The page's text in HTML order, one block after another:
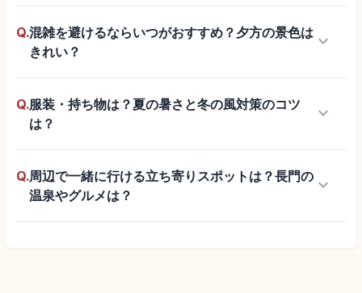
Q.混雑を避けるならいつがおすすめ？夕方の景色は
きれい？
keyboard_arrow_down
Q.服装・持ち物は？夏の暑さと冬の風対策のコツ
は？
keyboard_arrow_down
Q.周辺で一緒に行ける立ち寄りスポットは？長門の
温泉やグルメは？
keyboard_arrow_down